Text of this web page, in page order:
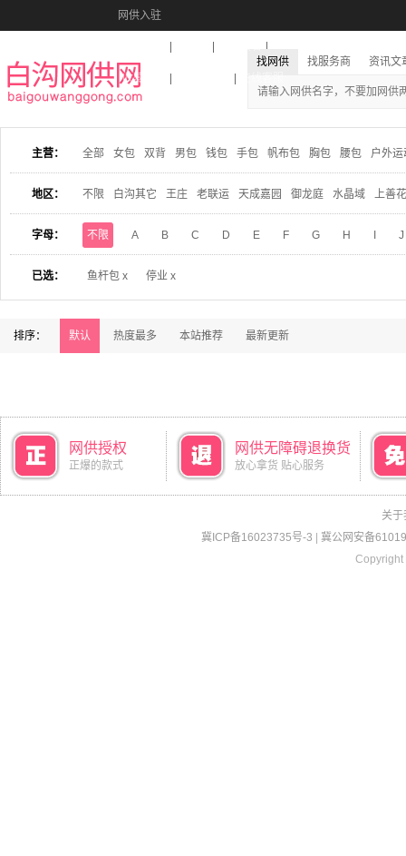
网供入驻
收藏本站
找网供 找服务商 资讯文
主营： 全部 女包 双背 男包 钱包 手包 帆布包 胸包 腰包 户外运
地区： 不限 白沟其它 王庄 老联运 天成嘉园 御龙庭 水晶域 上善
字母： 不限 A B C D E F G H J
已选： 鱼杆包 x 停业 x
排序： 默认 热度最多 本站推荐 最新更新
网供授权
正爆的款式
网供无障碍退换货
放心拿货 贴心服务
关于
冀ICP备16023735号-3
冀公网安备